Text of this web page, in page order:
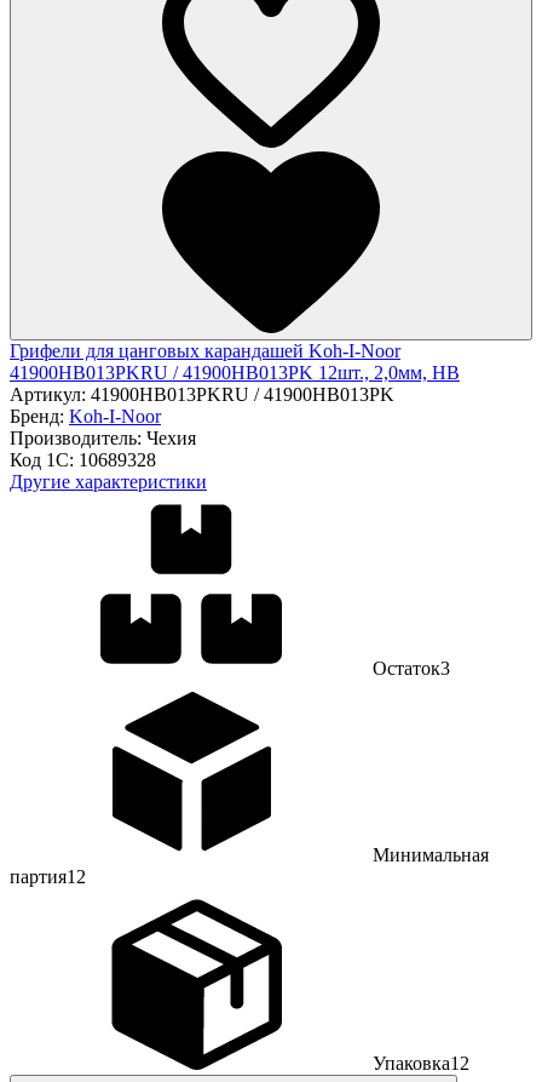
Грифели для цанговых карандашей Koh-I-Noor
41900HB013PKRU / 41900HB013PK 12шт., 2,0мм, HB
Артикул: 41900HB013PKRU / 41900HB013PK
Бренд: Koh-I-Noor
Производитель: Чехия
Код 1С: 10689328
Другие характеристики
Остаток3
Минимальная
партия12
Упаковка12